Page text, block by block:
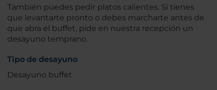
También puedes pedir platos calientes. Si tienes
que levantarte pronto o debes marcharte antes de
que abra el buffet, pide en nuestra recepción un
desayuno temprano.
Tipo de desayuno
Desayuno buffet